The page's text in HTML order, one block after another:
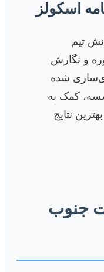
اسکولز
تیم
و نگارش
شده
کمک به
نتایج
جنوب